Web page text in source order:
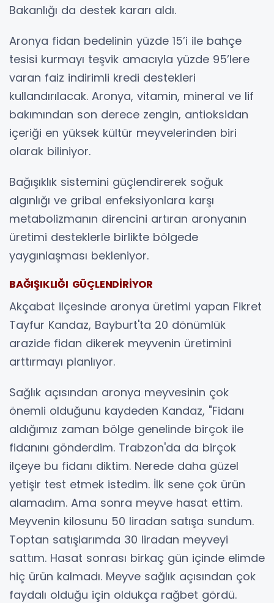
Bakanlığı da destek kararı aldı.
Aronya fidan bedelinin yüzde 15’i ile bahçe
tesisi kurmayı teşvik amacıyla yüzde 95’lere
varan faiz indirimli kredi destekleri
kullandırılacak. Aronya, vitamin, mineral ve lif
bakımından son derece zengin, antioksidan
içeriği en yüksek kültür meyvelerinden biri
olarak biliniyor.
Bağışıklık sistemini güçlendirerek soğuk
algınlığı ve gribal enfeksiyonlara karşı
metabolizmanın direncini artıran aronyanın
üretimi desteklerle birlikte bölgede
yaygınlaşması bekleniyor.
BAĞIŞIKLIĞI GÜÇLENDİRİYOR
Akçabat ilçesinde aronya üretimi yapan Fikret
Tayfur Kandaz, Bayburt'ta 20 dönümlük
arazide fidan dikerek meyvenin üretimini
arttırmayı planlıyor.
Sağlık açısından aronya meyvesinin çok
önemli olduğunu kaydeden Kandaz, "Fidanı
aldığımız zaman bölge genelinde birçok ile
fidanını gönderdim. Trabzon'da da birçok
ilçeye bu fidanı diktim. Nerede daha güzel
yetişir test etmek istedim. İlk sene çok ürün
alamadım. Ama sonra meyve hasat ettim.
Meyvenin kilosunu 50 liradan satışa sundum.
Toptan satışlarımda 30 liradan meyveyi
sattım. Hasat sonrası birkaç gün içinde elimde
hiç ürün kalmadı. Meyve sağlık açısından çok
faydalı olduğu için oldukça rağbet gördü.